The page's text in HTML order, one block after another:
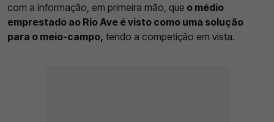
com a informação, em primeira mão, que o médio
emprestado ao Rio Ave é visto como uma solução
para o meio-campo, tendo a competição em vista.